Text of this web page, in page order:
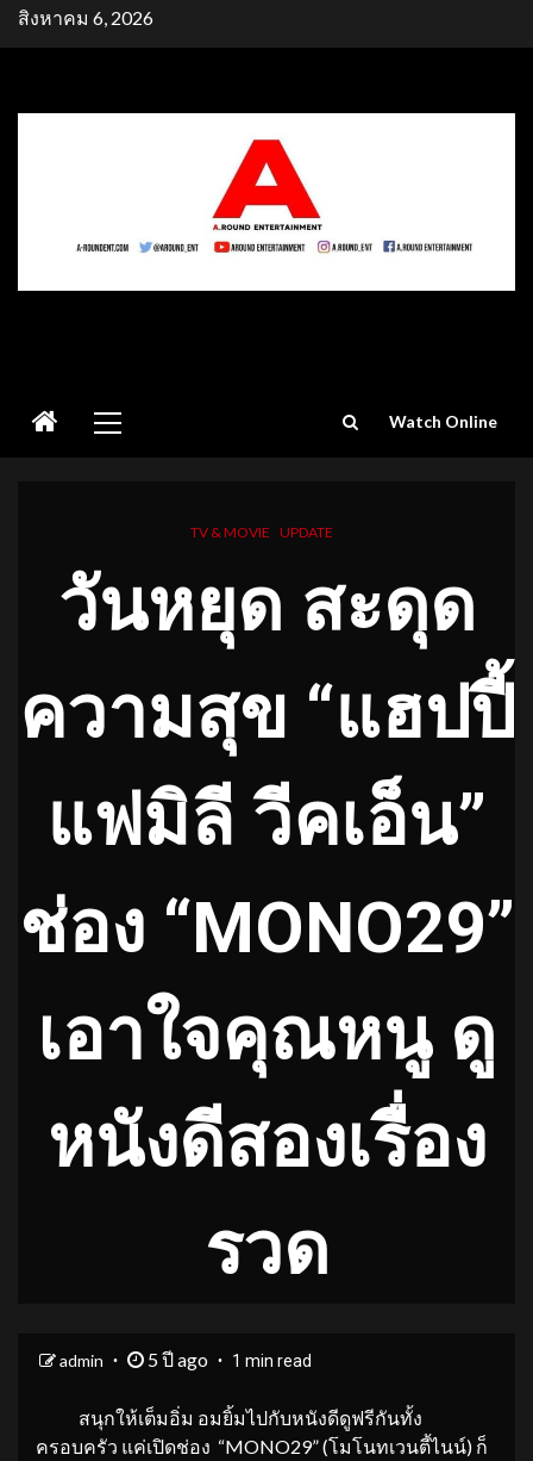
Skipสิงหาคม 6, 2026
Menu
Watch Online
TV & MOVIE UPDATE
วันหยุด สะดุด
ความสุข “แฮปปี้
แฟมิลี วีคเอ็น”
ช่อง “MONO29”
เอาใจคุณหนู ดู
หนังดีสองเรื่อง
รวด
admin 5 ปี ago 1 min read
สนุกให้เต็มอิ่ม อมยิ้มไปกับหนังดีดูฟรีกันทั้ง
ครอบครัว แค่เปิดช่อง “MONO29” (โมโนทเวนตี้ไนน์) ก็